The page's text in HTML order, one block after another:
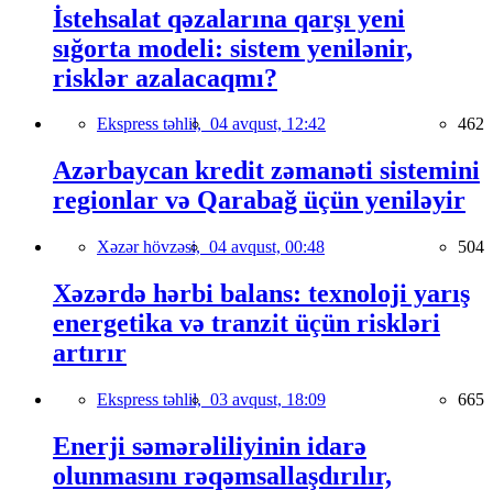
İstehsalat qəzalarına qarşı yeni
sığorta modeli: sistem yenilənir,
risklər azalacaqmı?
Ekspress təhlil, 04 avqust, 12:42 462
Azərbaycan kredit zəmanəti sistemini
regionlar və Qarabağ üçün yeniləyir
Xəzər hövzəsi, 04 avqust, 00:48 504
Xəzərdə hərbi balans: texnoloji yarış
energetika və tranzit üçün riskləri
artırır
Ekspress təhlil, 03 avqust, 18:09 665
Enerji səmərəliliyinin idarə
olunmasını rəqəmsallaşdırılır,